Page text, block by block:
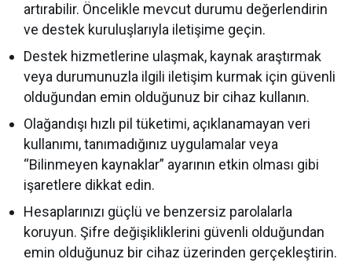
artırabilir. Öncelikle mevcut durumu değerlendirin
ve destek kuruluşlarıyla iletişime geçin.
Destek hizmetlerine ulaşmak, kaynak araştırmak
veya durumunuzla ilgili iletişim kurmak için güvenli
olduğundan emin olduğunuz bir cihaz kullanın.
Olağandışı hızlı pil tüketimi, açıklanamayan veri
kullanımı, tanımadığınız uygulamalar veya
“Bilinmeyen kaynaklar” ayarının etkin olması gibi
işaretlere dikkat edin.
Hesaplarınızı güçlü ve benzersiz parolalarla
koruyun. Şifre değişikliklerini güvenli olduğundan
emin olduğunuz bir cihaz üzerinden gerçekleştirin.